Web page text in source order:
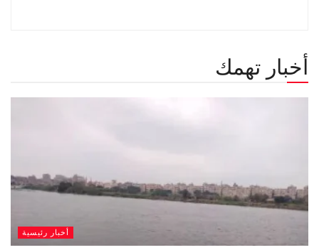
أخبار تهمك
أخبار رئيسية